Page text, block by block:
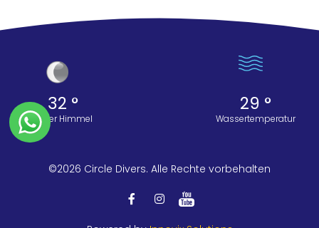
32 °
Klarer Himmel
29 °
Wassertemperatur
©2026 Circle Divers. Alle Rechte vorbehalten